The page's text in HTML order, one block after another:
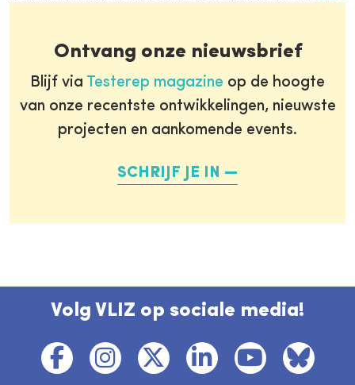
Ontvang onze nieuwsbrief
Blijf via Testerep magazine op de hoogte
van onze recentste ontwikkelingen, nieuwste
projecten en aankomende events.
SCHRIJF JE IN
Volg VLIZ op sociale media!